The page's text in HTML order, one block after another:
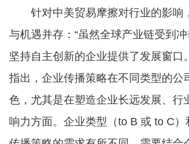
针对中美贸易摩擦对行业的影响
与机遇并存：“虽然全球产业链受到
坚持自主创新的企业提供了发展窗口
指出，企业传播策略在不同类型的公
色，尤其是在塑造企业长远发展、行
响力方面。企业类型（to B 或 to C